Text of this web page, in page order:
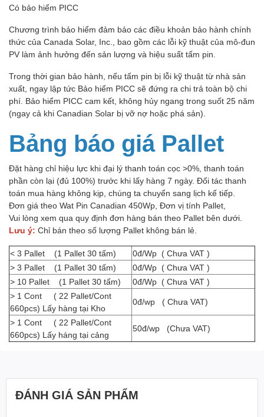
Có bảo hiểm PICC
Chương trình bảo hiểm đảm bảo các điều khoản bảo hành chính
thức của Canada Solar, Inc., bao gồm các lỗi kỹ thuật của mô-đun
PV làm ảnh hưởng đến sản lượng và hiệu suất tấm pin.
Trong thời gian bảo hành, nếu tấm pin bị lỗi kỹ thuật từ nhà sản
xuất, ngay lập tức Bảo hiểm PICC sẽ đứng ra chi trả toàn bộ chi
phí. Bảo hiểm PICC cam kết, không hủy ngang trong suốt 25 năm
(ngay cả khi Canadian Solar bị vỡ nợ hoặc phá sản).
Bảng báo giá Pallet
Đặt hàng chỉ hiệu lực khi đại lý thanh toán cọc >0%, thanh toán
phần còn lại (đủ 100%) trước khi lấy hàng 7 ngày. Đối tác thanh
toán mua hàng không kịp, chúng ta chuyển sang lịch kế tiếp.
Đơn giá theo Wat Pin Canadian 450Wp, Đơn vị tính Pallet,
Vui lòng xem qua quy định đơn hàng bán theo Pallet bên dưới.
Lưu ý: Chỉ bán theo số lượng Pallet không bán lẻ.
< 3 Pallet (1 Pallet 30 tấm)
0đ/Wp ( Chưa VAT )
> 3 Pallet (1 Pallet 30 tấm)
0đ/Wp ( Chưa VAT )
> 10 Pallet (1 Pallet 30 tấm)
0đ/Wp ( Chưa VAT )
> 1 Cont ( 22 Pallet/Cont
660pcs) Lấy hàng tại Kho
0đ/wp ( Chưa VAT)
> 1 Cont ( 22 Pallet/Cont
660pcs) Lấy háng tại cảng
50đ/wp (Chưa VAT)
ĐÁNH GIÁ SẢN PHẨM